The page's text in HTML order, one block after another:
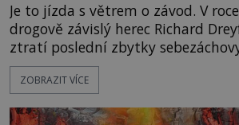
Je to jízda s větrem o závod. V
drogově závislý herec Richard
ztratí poslední zbytky
po silnicích ve svém mercedesu
řetězu. Vše vyvrcholí katastrofou,
následně nalezne schovaný
ZOBRAZIT VÍCE